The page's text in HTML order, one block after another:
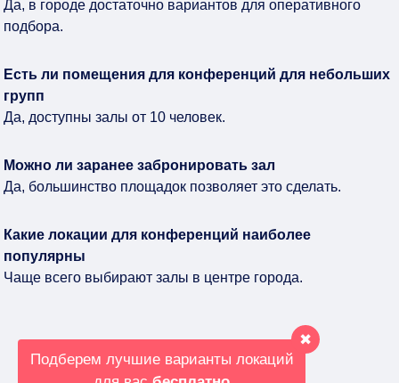
Да, в городе достаточно вариантов для оперативного
подбора.
Есть ли помещения для конференций для небольших
групп
Да, доступны залы от 10 человек.
Можно ли заранее забронировать зал
Да, большинство площадок позволяет это сделать.
Какие локации для конференций наиболее
популярны
Чаще всего выбирают залы в центре города.
Подберем лучшие варианты локаций
✖